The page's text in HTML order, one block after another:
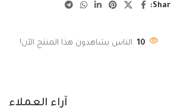
10 الناس يشاهدون هذا المنتج الآن!
آراء العملاء